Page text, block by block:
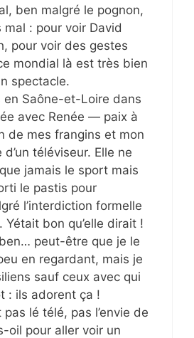
ben malgré le pognon,
mal : pour voir David
pour voir des gestes
mondial là est très bien
spectacle.
en Saône-et-Loire dans
avec Renée — paix à
de mes frangins et mon
téléviseur. Elle ne
jamais le sport mais
le pastis pour
l’interdiction formelle
Yétait bon qu’elle dirait !
peut-être que je le
en regardant, mais je
sauf ceux avec qui
: ils adorent ça !
pas lé télé, pas l’envie de
oil pour aller voir un